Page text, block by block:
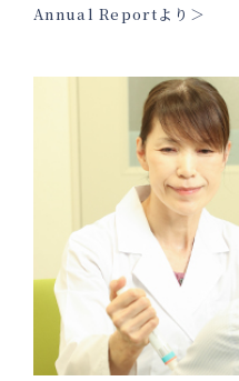
Annual Reportより＞